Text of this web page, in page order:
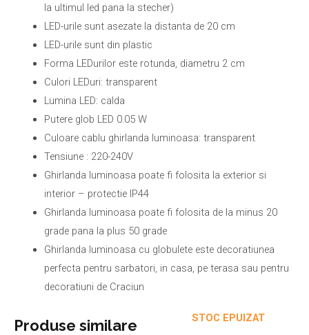
la ultimul led pana la stecher)
LED-urile sunt asezate la distanta de 20 cm
LED-urile sunt din plastic
Forma LEDurilor este rotunda, diametru 2 cm
Culori LEDuri: transparent
Lumina LED: calda
Putere glob LED 0.05 W
Culoare cablu ghirlanda luminoasa: transparent
Tensiune : 220-240V
Ghirlanda luminoasa poate fi folosita la exterior si
interior – protectie IP44
Ghirlanda luminoasa poate fi folosita de la minus 20
grade pana la plus 50 grade
Ghirlanda luminoasa cu globulete este decoratiunea
perfecta pentru sarbatori, in casa, pe terasa sau pentru
decoratiuni de Craciun
Produse similare STOC EPUIZAT